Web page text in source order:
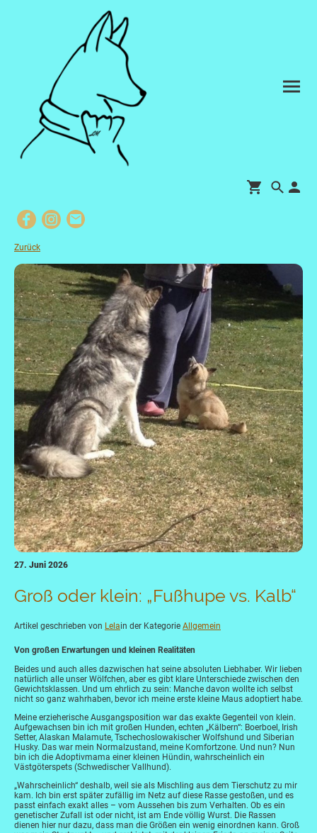
Zurück
27. Juni 2026
Groß oder klein: „Fußhupe vs. Kalb“
Artikel geschrieben von Lelain der Kategorie Allgemein
Von großen Erwartungen und kleinen Realitäten
Beides und auch alles dazwischen hat seine absoluten Liebhaber. Wir lieben
natürlich alle unser Wölfchen, aber es gibt klare Unterschiede zwischen den
Gewichtsklassen. Und um ehrlich zu sein: Manche davon wollte ich selbst
nicht so ganz wahrhaben, bevor ich meine erste kleine Maus adoptiert habe.
Meine erzieherische Ausgangsposition war das exakte Gegenteil von klein.
Aufgewachsen bin ich mit großen Hunden, echten „Kälbern“: Boerboel, Irish
Setter, Alaskan Malamute, Tschechoslowakischer Wolfshund und Siberian
Husky. Das war mein Normalzustand, meine Komfortzone. Und nun? Nun
bin ich die Adoptivmama einer kleinen Hündin, wahrscheinlich ein
Västgöterspets (Schwedischer Vallhund).
„Wahrscheinlich“ deshalb, weil sie als Mischling aus dem Tierschutz zu mir
kam. Ich bin erst später zufällig im Netz auf diese Rasse gestoßen, und es
passt einfach exakt alles – vom Aussehen bis zum Verhalten. Ob es ein
genetischer Zufall ist oder nicht, ist am Ende völlig Wurst. Die Rassen
dienen hier nur dazu, dass man die Größen ein wenig einordnen kann. Groß